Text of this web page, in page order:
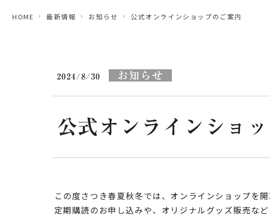
HOME 最新情報 お知らせ 公式オンラインショップのご案内
2024/8/30 お知らせ
公式オンラインショ
この度さつき春夏秋冬では、オンラインショップを開
定期購読のお申し込みや、オリジナルグッズ販売な